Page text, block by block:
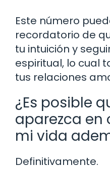
Este número
recordatorio de
tu intuición y
espiritual, lo cual
tus relaciones
¿Es posible
aparezca en
mi vida
Definitivamente.